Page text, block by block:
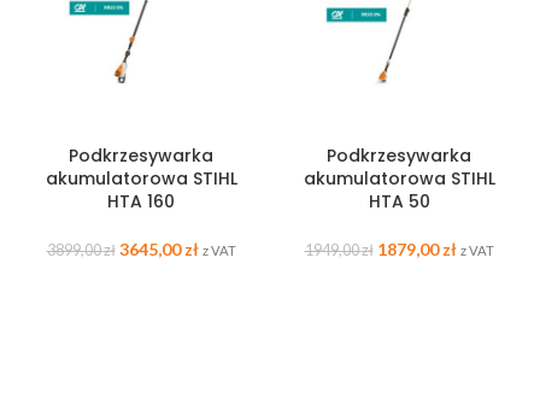
Podkrzesywarka
akumulatorowa STIHL
HTA 160
3899,00zł 3645,00zł z VAT
Podkrzesywarka
akumulatorowa STIHL
HTA 50
1949,00zł 1879,00zł z VAT